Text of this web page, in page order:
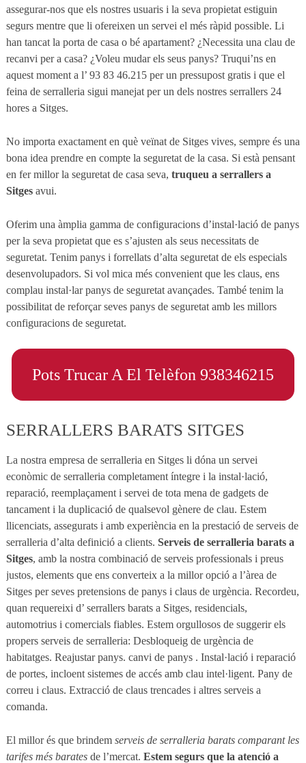
assegurar-nos que els nostres usuaris i la seva propietat estiguin
segurs mentre que li ofereixen un servei el més ràpid possible. Li
han tancat la porta de casa o bé apartament? ¿Necessita una clau de
recanvi per a casa? ¿Voleu mudar els seus panys? Truqui’ns en
aquest moment a l’ 93 83 46.215 per un pressupost gratis i que el
feina de serralleria sigui manejat per un dels nostres serrallers 24
hores a Sitges.
No importa exactament en què veïnat de Sitges vives, sempre és una
bona idea prendre en compte la seguretat de la casa. Si està pensant
en fer millor la seguretat de casa seva, truqueu a serrallers a
Sitgesavui.
Oferim una àmplia gamma de configuracions d’instal·lació de panys
per la seva propietat que es s’ajusten als seus necessitats de
seguretat. Tenim panys i forrellats d’alta seguretat de els especials
desenvolupadors. Si vol mica més convenient que les claus, ens
complau instal·lar panys de seguretat avançades. També tenim la
possibilitat de reforçar seves panys de seguretat amb les millors
configuracions de seguretat.
Pots Trucar A El Telèfon 938346215
SERRALLERS BARATS SITGES
La nostra empresa de serralleria en Sitges li dóna un servei
econòmic de serralleria completament íntegre i la instal·lació,
reparació, reemplaçament i servei de tota mena de gadgets de
tancament i la duplicació de qualsevol gènere de clau. Estem
llicenciats, assegurats i amb experiència en la prestació de serveis de
serralleria d’alta definició a clients. Serveis de serralleria barats a
Sitges, amb la nostra combinació de serveis professionals i preus
justos, elements que ens converteix a la millor opció a l’àrea de
Sitges per seves pretensions de panys i claus de urgència. Recordeu,
quan requereixi d’ serrallers barats a Sitges, residencials,
automotrius i comercials fiables. Estem orgullosos de suggerir els
propers serveis de serralleria: Desbloqueig de urgència de
habitatges. Reajustar panys. canvi de panys . Instal·lació i reparació
de portes, incloent sistemes de accés amb clau intel·ligent. Pany de
correu i claus. Extracció de claus trencades i altres serveis a
comanda.
El millor és que brindem serveis de serralleria barats comparant les
tarifes més baratesde l’mercat. Estem segurs que la atenció a